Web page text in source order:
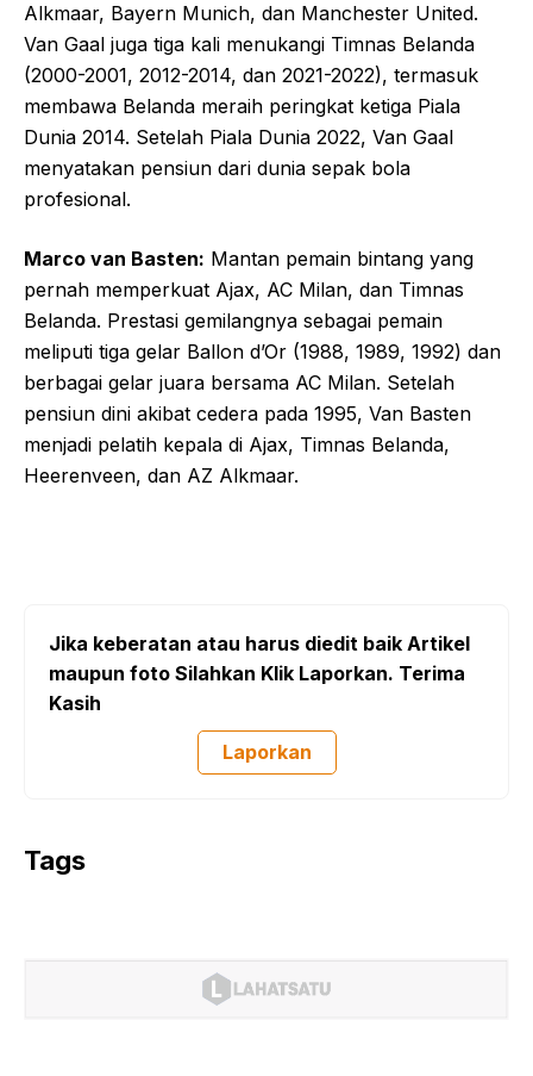
Alkmaar, Bayern Munich, dan Manchester United.
Van Gaal juga tiga kali menukangi Timnas Belanda
(2000-2001, 2012-2014, dan 2021-2022), termasuk
membawa Belanda meraih peringkat ketiga Piala
Dunia 2014. Setelah Piala Dunia 2022, Van Gaal
menyatakan pensiun dari dunia sepak bola
profesional.
Marco van Basten: Mantan pemain bintang yang
pernah memperkuat Ajax, AC Milan, dan Timnas
Belanda. Prestasi gemilangnya sebagai pemain
meliputi tiga gelar Ballon d’Or (1988, 1989, 1992) dan
berbagai gelar juara bersama AC Milan. Setelah
pensiun dini akibat cedera pada 1995, Van Basten
menjadi pelatih kepala di Ajax, Timnas Belanda,
Heerenveen, dan AZ Alkmaar.
Jika keberatan atau harus diedit baik Artikel
maupun foto Silahkan Klik Laporkan. Terima
Kasih
Laporkan
Tags